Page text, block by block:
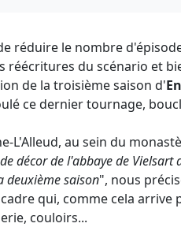
réduire le nombre
réécritures du scénario et
de la troisième saison d'
ce dernier tournage,
L'Alleud, au sein du
décor de l'abbaye de
deuxième saison", nous
qui, comme cela
couloirs...